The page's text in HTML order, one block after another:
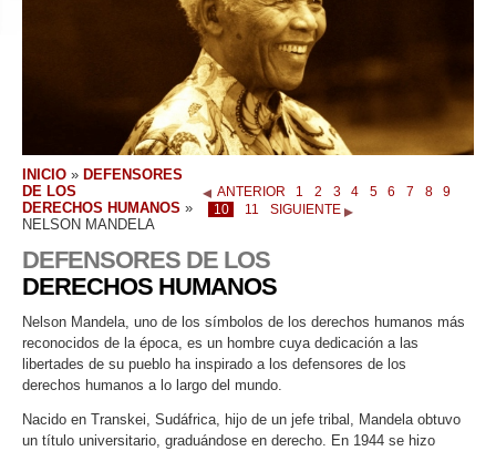
Derechos Humanos Internacional
Proclamaciones y reconocimientos
Declaraciones de apoyo
Implementación del programa
INICIO » DEFENSORES
DE LOS
DERECHOS HUMANOS »
NELSON MANDELA
ANTERIOR 1 2 3 4 5 6 7 8
9
10
11 SIGUIENTE
DEFENSORES DE LOS
DERECHOS HUMANOS
Nelson Mandela, uno de los símbolos de los derechos humanos más
reconocidos de la época, es un hombre cuya dedicación a las
libertades de su pueblo ha inspirado a los defensores de los
derechos humanos a lo largo del mundo.
Nacido en Transkei, Sudáfrica, hijo de un jefe tribal, Mandela obtuvo
un título universitario, graduándose en derecho. En 1944 se hizo